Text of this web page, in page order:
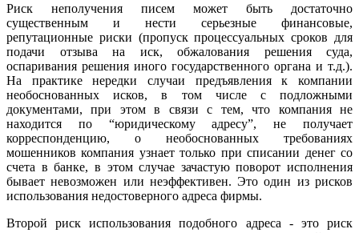
Риск неполучения писем может быть достаточно
существенным и нести серьезные финансовые,
репутационные риски (пропуск процессуальных сроков для
подачи отзыва на иск, обжалования решения суда,
оспаривания решения иного государственного органа и т.д.).
На практике нередки случаи предъявления к компании
необоснованных исков, в том числе с подложными
документами, при этом в связи с тем, что компания не
находится по “юридическому адресу”, не получает
корреспонденцию, о необоснованных требованиях
мошенников компания узнает только при списании денег со
счета в банке, в этом случае зачастую поворот исполнения
бывает невозможен или неэффективен. Это один из рисков
использования недостоверного адреса фирмы.
Второй риск использования подобного адреса - это риск